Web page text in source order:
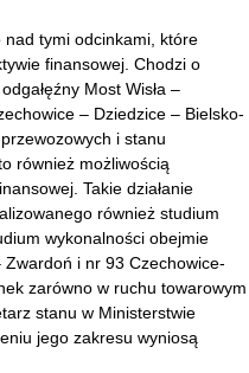
tymi odcinkami, które
finansowej. Chodzi o
Most Wisła –
– Dziedzice – Bielsko-
i stanu
również możliwością
Takie działanie
również studium
wykonalności obejmie
i nr 93 Czechowice-
zarówno w ruchu towarowym
stanu w Ministerstwie
jego zakresu wyniosą